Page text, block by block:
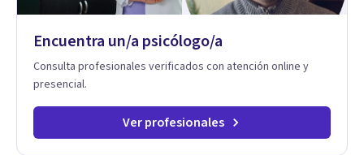
Encuentra un/a psicólogo/a
Consulta profesionales verificados con atención online y
presencial.
Ver profesionales